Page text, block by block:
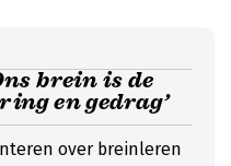
brein is de
en gedrag’
over breinleren